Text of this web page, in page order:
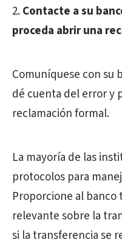
Contacte a su
proceda abrir una
Comuníquese con su
dé cuenta del error y
reclamación formal.
La mayoría de las
protocolos para
Proporcione al
relevante sobre la
si la transferencia se